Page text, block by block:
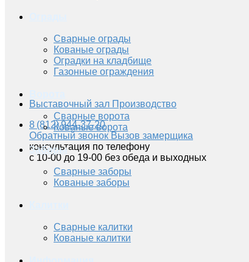
Выставочный зал Производство
8 (812) 944-37-20
Обратный звонок Вызов замерщика
консультация по телефону
с 10-00 до 19-00 без обеда и выходных
Сварные ограды
Кованые ограды
Оградки на кладбище
Газонные ограждения
Сварные ворота
Кованые ворота
Заборы
Сварные заборы
Кованые заборы
Сварные калитки
Кованые калитки